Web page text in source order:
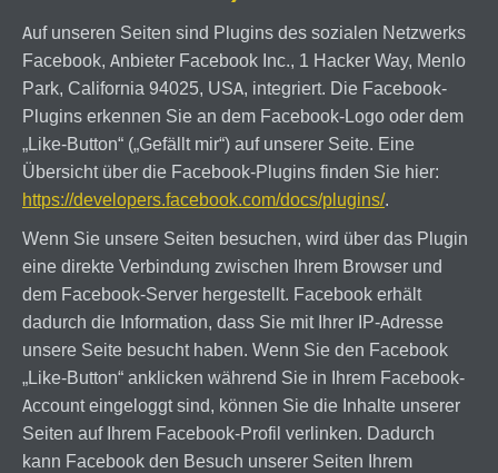
Auf unseren Seiten sind Plugins des sozialen Netzwerks
Facebook, Anbieter Facebook Inc., 1 Hacker Way, Menlo
Park, California 94025, USA, integriert. Die Facebook-
Plugins erkennen Sie an dem Facebook-Logo oder dem
„Like-Button“ („Gefällt mir“) auf unserer Seite. Eine
Übersicht über die Facebook-Plugins finden Sie hier:
https://developers.facebook.com/docs/plugins/.
Wenn Sie unsere Seiten besuchen, wird über das Plugin
eine direkte Verbindung zwischen Ihrem Browser und
dem Facebook-Server hergestellt. Facebook erhält
dadurch die Information, dass Sie mit Ihrer IP-Adresse
unsere Seite besucht haben. Wenn Sie den Facebook
„Like-Button“ anklicken während Sie in Ihrem Facebook-
Account eingeloggt sind, können Sie die Inhalte unserer
Seiten auf Ihrem Facebook-Profil verlinken. Dadurch
kann Facebook den Besuch unserer Seiten Ihrem